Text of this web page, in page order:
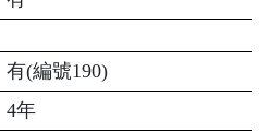
有(編號190)
4年